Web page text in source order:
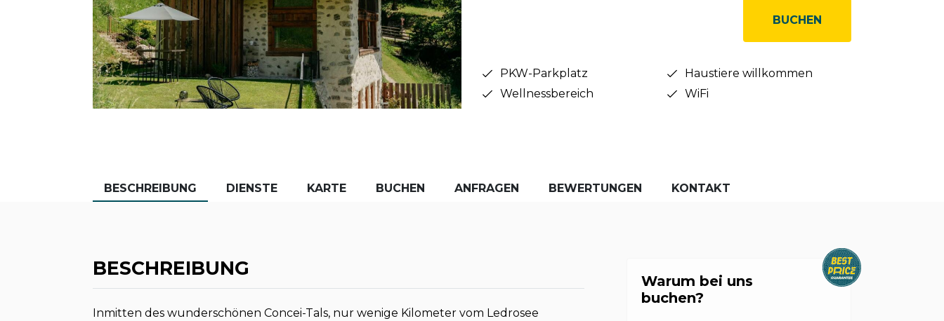
BUCHEN
PKW-Parkplatz
Haustiere willkommen
Wellnessbereich
WiFi
BESCHREIBUNG DIENSTE KARTE BUCHEN ANFRAGEN BEWERTUNGEN KONTAKT
BESCHREIBUNG
Inmitten des wunderschönen Concei-Tals, nur wenige Kilometer vom Ledrosee
Warum bei uns
buchen?